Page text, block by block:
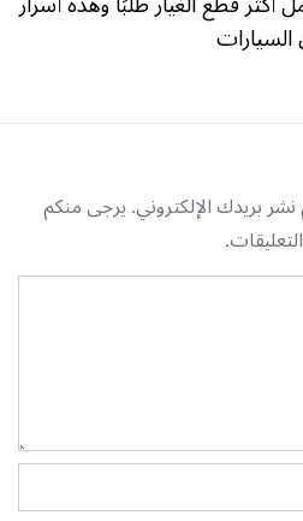
بريدك الإلكتروني. يرجى منكم